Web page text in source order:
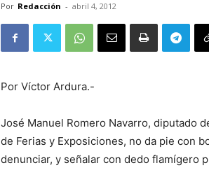
Por Redacción - abril 4, 2012
Por Víctor Ardura.-
José Manuel Romero Navarro, diputado
de Ferias y Exposiciones, no da pie con
denunciar, y señalar con dedo flamígero